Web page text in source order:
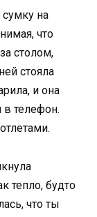
сумку на
что
столом,
стояла
и она
телефон.
тепло, будто
что ты